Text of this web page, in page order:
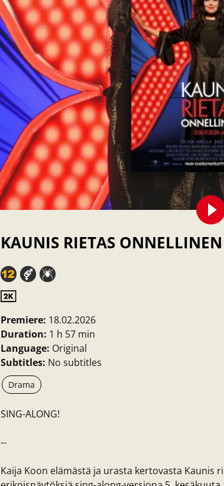
KAUNIS RIETAS
Premiere: 18.02.2026
Duration: 1 h 57 min
Language: Original
Subtitles: No subtitles
Drama
SING-ALONG!
--
Kaija Koon elämästä ja urasta kertovasta Kaunis